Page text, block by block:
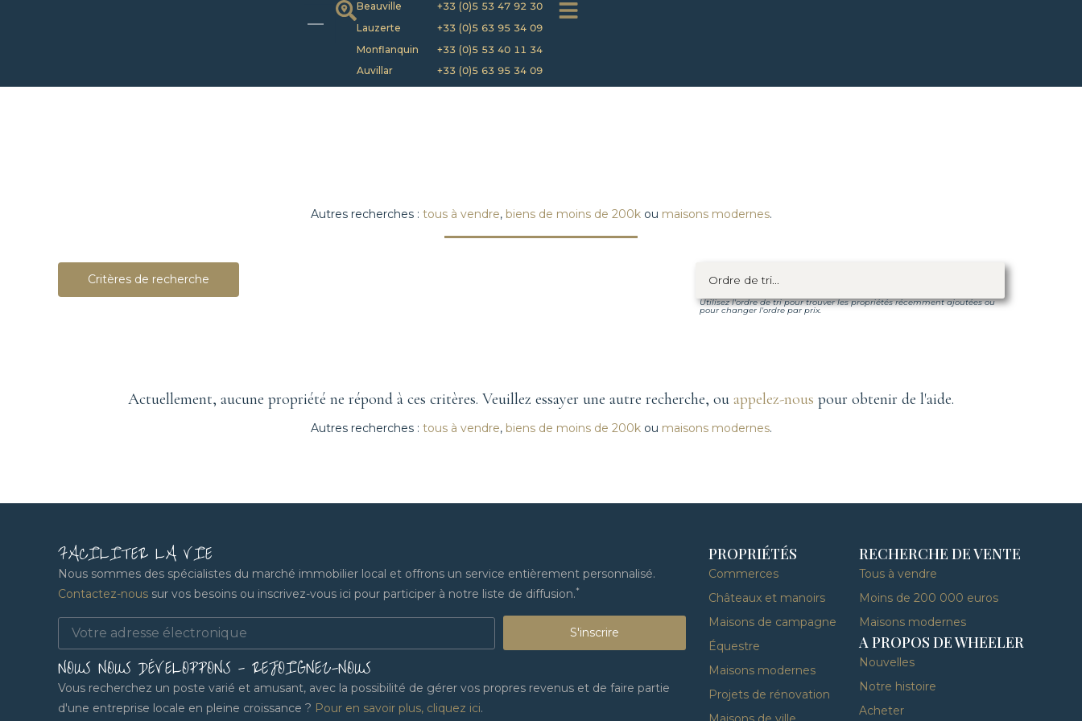
Beauville
+33 (0)5 53 47 92 30
Lauzerte
+33 (0)5 63 95 34 09
Monflanquin
+33 (0)5 53 40 11 34
Auvillar
+33 (0)5 63 95 34 09
Autres recherches : tous à vendre, biens de moins de 200kou maisons modernes.
Critères de recherche
Utilisez l'ordre de tri pour trouver les propriétés récemment ajoutées ou
pour changer l'ordre par prix.
Actuellement, aucune propriété ne répond à ces critères. Veuillez essayer une autre recherche, ou appelez-nous pour obtenir de l'aide.
Autres recherches : tous à vendre, biens de moins de 200kou maisons modernes.
FACILITER LA VIE
Nous sommes des spécialistes du marché immobilier local et offrons un service entièrement personnalisé.
Contactez-nous sur vos besoins ou inscrivez-vous ici pour participer à notre liste de diffusion.*
S'inscrire
NOUS NOUS DÉVELOPPONS - REJOIGNEZ-NOUS
Vous recherchez un poste varié et amusant, avec la possibilité de gérer vos propres revenus et de faire partie
d'une entreprise locale en pleine croissance ? Pour en savoir plus, cliquez ici.
PROPRIÉTÉS
Commerces
Châteaux et manoirs
Maisons de campagne
Équestre
Maisons modernes
Projets de rénovation
RECHERCHE DE VENTE
Tous à vendre
Moins de 200 000 euros
Maisons modernes
A PROPOS DE WHEELER
Nouvelles
Notre histoire
Acheter